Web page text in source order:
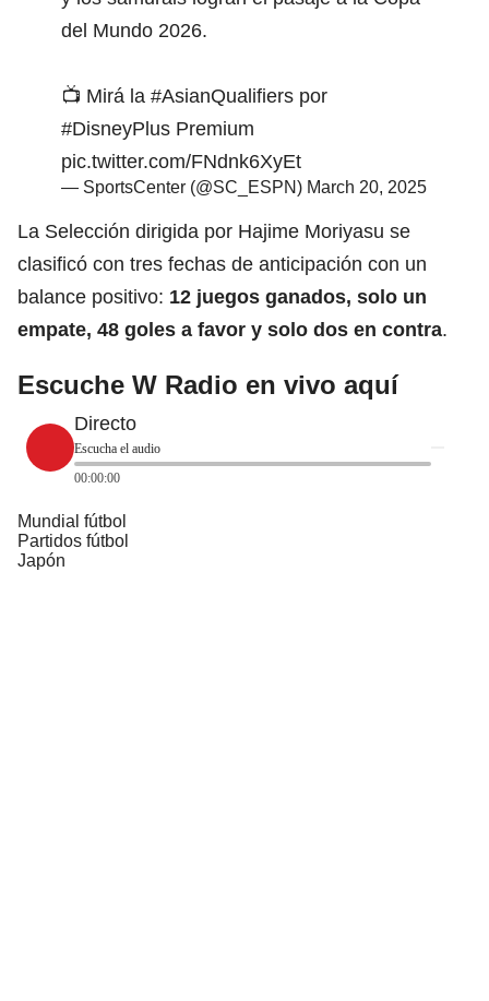
del Mundo 2026.
📺 Mirá la #AsianQualifiers por
#DisneyPlus Premium
pic.twitter.com/FNdnk6XyEt
— SportsCenter (@SC_ESPN) March 20, 2025
La Selección dirigida por Hajime Moriyasu se
clasificó con tres fechas de anticipación con un
balance positivo: 12 juegos ganados, solo un
empate, 48 goles a favor y solo dos en contra.
Escuche W Radio en vivo aquí
Directo
Escucha el audio
00:00:00
Mundial fútbol
Partidos fútbol
Japón